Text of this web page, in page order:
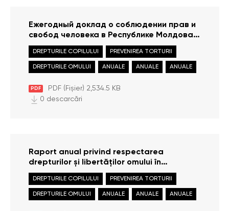
Ежегодный доклад о соблюдении прав и
свобод человека в Республике Молдова в
2023 году
PDF PDF (Fișier) 2,534.5 KB
DREPTURILE COPILULUI PREVENIREA TORTURII
DREPTURILE OMULUI ANUALE ANUALE ANUALE
0 descarcări
Raport anual privind respectarea
drepturilor și libertăților omului în
Republica Moldova în anul 2022
DREPTURILE COPILULUI PREVENIREA TORTURII
DREPTURILE OMULUI ANUALE ANUALE ANUALE